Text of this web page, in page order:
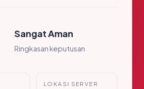
Sangat Aman
Ringkasan keputusan
LOKASI SERVER